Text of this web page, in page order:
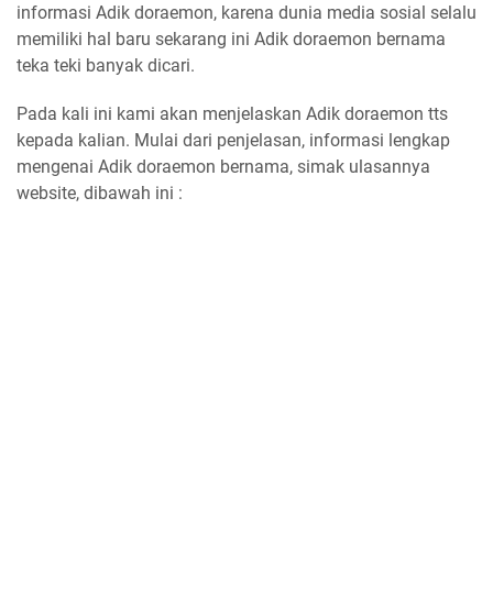
informasi Adik doraemon, karena dunia media sosial selalu
memiliki hal baru sekarang ini Adik doraemon bernama
teka teki banyak dicari.
Pada kali ini kami akan menjelaskan Adik doraemon tts
kepada kalian. Mulai dari penjelasan, informasi lengkap
mengenai Adik doraemon bernama, simak ulasannya
website, dibawah ini :